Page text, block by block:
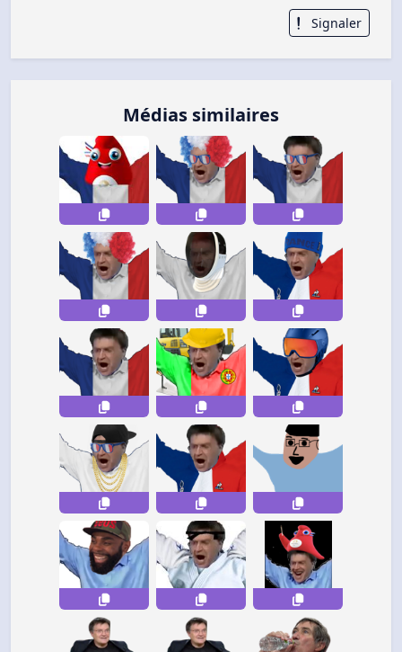
Signaler
Médias similaires